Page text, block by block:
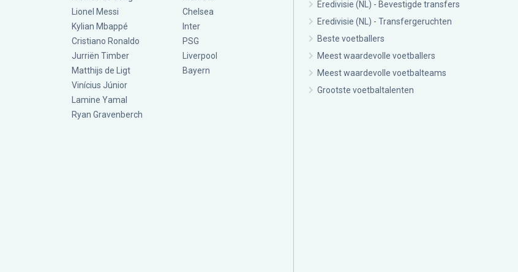
Lionel Messi
Kylian Mbappé
Cristiano Ronaldo
Jurriën Timber
Matthijs de Ligt
Vinícius Júnior
Lamine Yamal
Ryan Gravenberch
Chelsea
Inter
PSG
Liverpool
Bayern
Eredivisie (NL) - Bevestigde transfers
Eredivisie (NL) - Transfergeruchten
Beste voetballers
Meest waardevolle voetballers
Meest waardevolle voetbalteams
Grootste voetbaltalenten